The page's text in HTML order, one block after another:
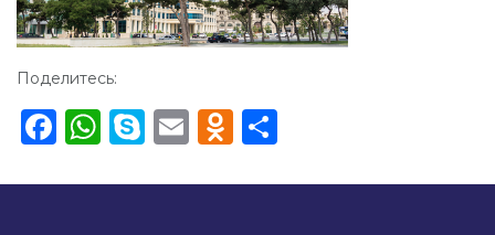
Поделитесь:
Facebook
WhatsApp
Skype
EmailOdnoklassniki